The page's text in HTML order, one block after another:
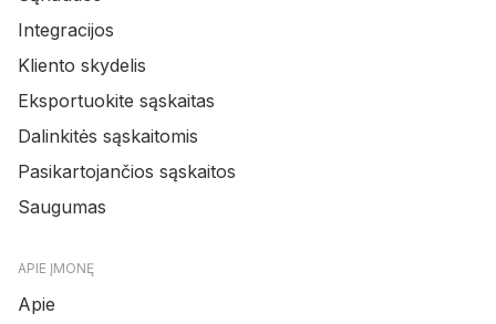
Integracijos
Kliento skydelis
Eksportuokite sąskaitas
Dalinkitės sąskaitomis
Pasikartojančios sąskaitos
Saugumas
APIE ĮMONĘ
Apie